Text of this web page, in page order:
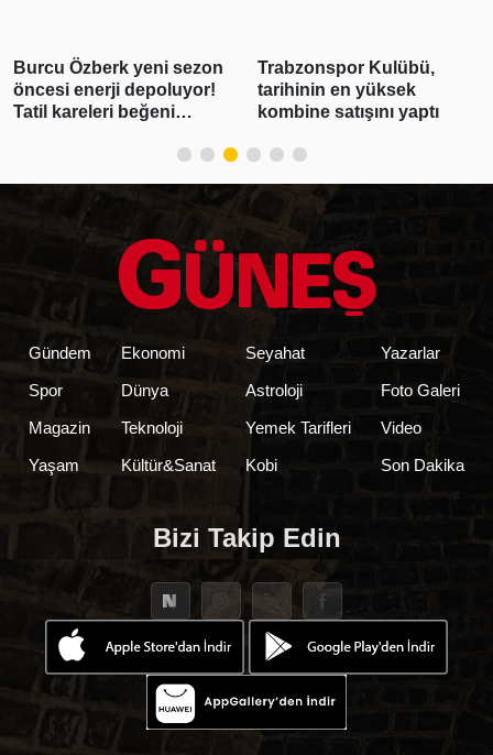
Burcu Özberk yeni sezon
öncesi enerji depoluyor!
Tatil kareleri beğeni
Trabzonspor Kulübü,
tarihinin en yüksek
kombine satışını yaptı
Gündem
Spor
Magazin
Yaşam
Ekonomi
Dünya
Teknoloji
Kültür&Sanat
Seyahat
Astroloji
Yemek Tarifleri
Kobi
Yazarlar
Foto Galeri
Video
Son Dakika
Bizi Takip Edin